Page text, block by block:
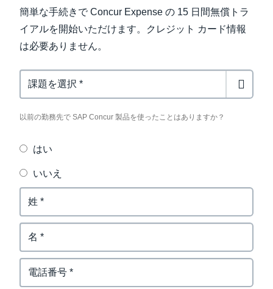
簡単な手続きで Concur Expense の 15 日間無償トラ
イアルを開始いただけます。クレジット カード情報
は必要ありません。
Previous Concur User
以前の勤務先で SAP Concur 製品を使ったことはありますか？
はい
いいえ